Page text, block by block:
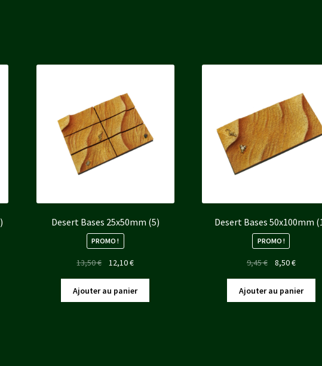
Desert Bases 25x50mm (5)
PROMO !
13,50€
Le
initial
était :
12,10€Le
actuel
est :
Ajouter au panier
Desert Bases 50x100mm
PROMO !
9,45€
Le
initial
était :
8,50€Le
actuel
est :
Ajouter au panier